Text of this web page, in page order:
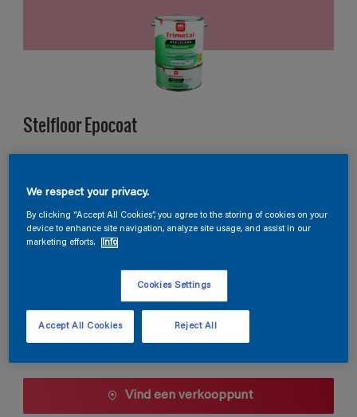
Stelfloor Epocoat
Verpakkingsgrootte
Aantal
Vind een verkooppunt
We respect your privacy.
By clicking “Accept All Cookies”, you agree to the storing of cookies on your
device to enhance site navigation, analyze site usage, and assist in our
marketing efforts.
Info
Cookies Settings
Reject All
Accept All Cookies